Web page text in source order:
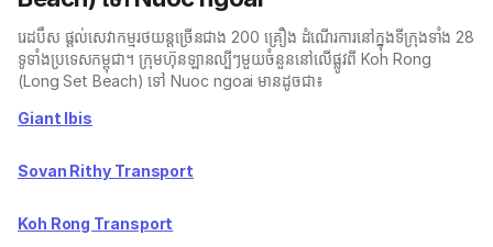
រេដបឹស ផ្តល់សេវាកម្មរថយន្តច្រើនជាង 200 គ្រឿង ដំណើរការនៅក្នុងទីក្រុងទាំង 28
ទូទាំងប្រទេសកម្ពុជា។ ក្រុមហ៊ុនឡានល្បីៗមួយចំនួននៅលើផ្លូវពី Koh Rong
(Long Set Beach) ទៅ Nuoc ngoai មានដូចជា៖
Giant Ibis
Sovan Rithy Transport
Koh Rong Transport